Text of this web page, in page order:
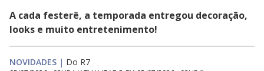
A cada festerê, a temporada entregou decoração,
looks e muito entretenimento!
NOVIDADES | Do R7